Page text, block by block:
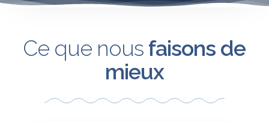
Ce que nous faisons de
mieux